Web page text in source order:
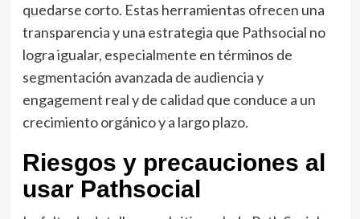
quedarse corto. Estas herramientas ofrecen una
transparencia y una estrategia que Pathsocial no
logra igualar, especialmente en términos de
segmentación avanzada de audiencia y
engagement real y de calidad que conduce a un
crecimiento orgánico y a largo plazo.
Riesgos y precauciones al
usar Pathsocial